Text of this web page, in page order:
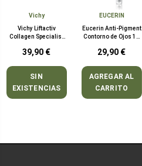
Vichy
Vichy Liftactiv
Collagen Specialist
39,90 €
SIN
EXISTENCIAS
EUCERIN
Eucerin Anti-Pigment
Contorno de Ojos 15
29,90 €
AGREGAR AL
CARRITO